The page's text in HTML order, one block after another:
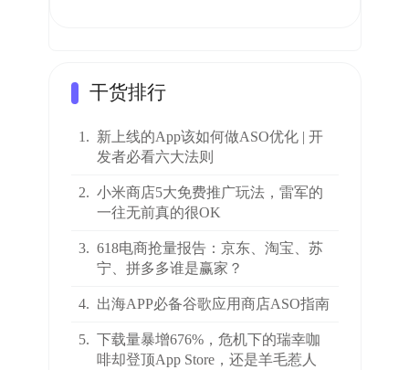
干货排行
1. 新上线的App该如何做ASO优化 | 开
发者必看六大法则
2. 小米商店5大免费推广玩法，雷军的
一往无前真的很OK
3. 618电商抢量报告：京东、淘宝、苏
宁、拼多多谁是赢家？
4. 出海APP必备谷歌应用商店ASO指南
5. 下载量暴增676%，危机下的瑞幸咖
啡却登顶App Store，还是羊毛惹人